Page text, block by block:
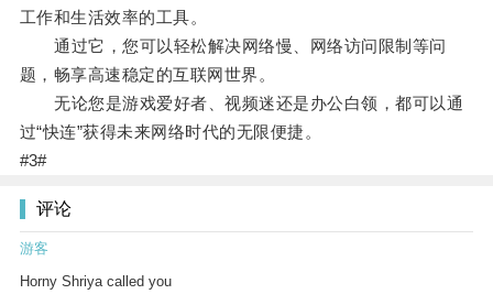
工作和生活效率的工具。
通过它，您可以轻松解决网络慢、网络访问限制等问
题，畅享高速稳定的互联网世界。
无论您是游戏爱好者、视频迷还是办公白领，都可以通
过“快连”获得未来网络时代的无限便捷。
#3#
评论
游客
Horny Shriya called you